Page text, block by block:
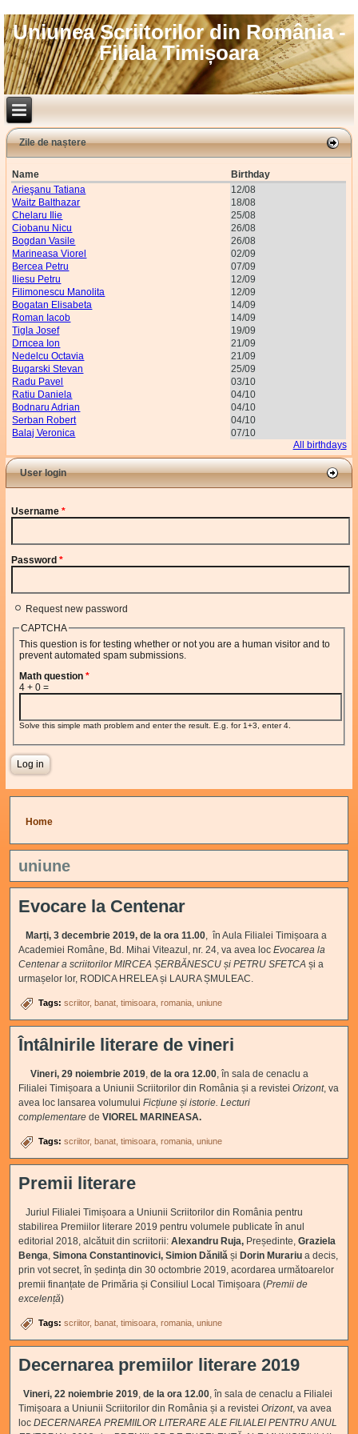
Uniunea Scriitorilor din România -
Filiala Timișoara
Zile de naștere
Name
Birthday
Arieşanu Tatiana
12/08
Waitz Balthazar
18/08
Chelaru Ilie
25/08
Ciobanu Nicu
26/08
Bogdan Vasile
26/08
Marineasa Viorel
02/09
Bercea Petru
07/09
Iliesu Petru
12/09
Filimonescu Manolita
12/09
Bogatan Elisabeta
14/09
Roman Iacob
14/09
Tigla Josef
19/09
Drncea Ion
21/09
Nedelcu Octavia
21/09
Bugarski Stevan
25/09
Radu Pavel
03/10
Ratiu Daniela
04/10
Bodnaru Adrian
04/10
Serban Robert
04/10
Balaj Veronica
07/10
All birthdays
User login
Username*
Password*
Request new password
CAPTCHA
This question is for testing whether or not you are a human visitor and to
prevent automated spam submissions.
Math question*
4 + 0 =
Solve this simple math problem and enter the result. E.g. for 1+3, enter 4.
You are here
Home
uniune
Evocare la Centenar
Marți, 3 decembrie 2019, de la ora 11.00, în Aula Filialei Timișoara a
Academiei Române, Bd. Mihai Viteazul, nr. 24, va avea locEvocarea la
Centenar a scriitorilorMIRCEA ȘERBĂNESCU șiPETRU SFETCA și a
urmașelor lor, RODICA HRELEA și LAURA ȘMULEAC.
Tags:scriitor banat timisoara romania uniune
Întâlnirile literare de vineri
Vineri, 29 noiembrie 2019,de la ora 12.00, în sala de cenaclu a
Filialei Timișoara a Uniunii Scriitorilor din România și a revisteiOrizont, va
avea loc lansarea volumuluiFicțiune și istorie.Lecturi
complementaredeVIOREL MARINEASA.
Tags:scriitor banat timisoara romania uniune
Premii literare
Juriul Filialei Timișoara a Uniunii Scriitorilor din România pentru
stabilirea Premiilor literare 2019 pentru volumele publicate în anul
editorial 2018, alcătuit din scriitorii: Alexandru Ruja, Președinte,Graziela
Benga,Simona Constantinovici, Simion Dănilă și Dorin Murariu a decis,
prin vot secret, în ședința din 30 octombrie 2019, acordarea următoarelor
premii finanțate de Primăria și Consiliul Local Timișoara (Premii de
excelență)
Tags:scriitor banat timisoara romania uniune
Decernarea premiilor literare 2019
Vineri, 22 noiembrie 2019,de la ora 12.00, în sala de cenaclu a Filialei
Timișoara a Uniunii Scriitorilor din România și a revisteiOrizont, va avea
locDECERNAREA PREMIILOR LITERAREALE FILIALEI PENTRU ANUL